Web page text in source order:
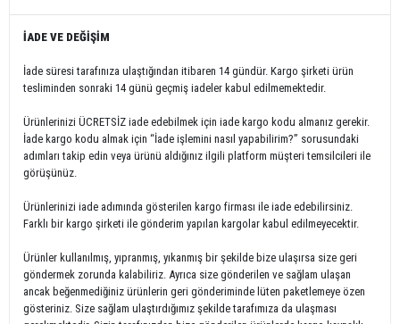
İADE VE DEĞİŞİM
İade süresi tarafınıza ulaştığından itibaren 14 gündür. Kargo şirketi ürün
tesliminden sonraki 14 günü geçmiş iadeler kabul edilmemektedir.
Ürünlerinizi ÜCRETSİZ iade edebilmek için iade kargo kodu almanız gerekir.
İade kargo kodu almak için “İade işlemini nasıl yapabilirim?” sorusundaki
adımları takip edin veya ürünü aldığınız ilgili platform müşteri temsilcileri ile
görüşünüz.
Ürünlerinizi iade adımında gösterilen kargo firması ile iade edebilirsiniz.
Farklı bir kargo şirketi ile gönderim yapılan kargolar kabul edilmeyecektir.
Ürünler kullanılmış, yıpranmış, yıkanmış bir şekilde bize ulaşırsa size geri
göndermek zorunda kalabiliriz. Ayrıca size gönderilen ve sağlam ulaşan
ancak beğenmediğiniz ürünlerin geri gönderiminde lüten paketlemeye özen
gösteriniz. Size sağlam ulaştırdığımız şekilde tarafımıza da ulaşması